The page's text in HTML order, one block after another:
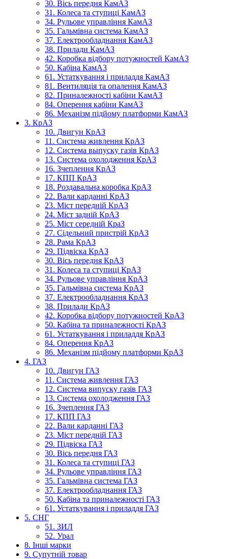
30. Вісь передня КамАЗ
31. Колеса та ступиці КамАЗ
34. Рульове управління КамАЗ
35. Гальмівна система КамАЗ
37. Електрообладнання КамАЗ
38. Прилади КамАЗ
42. Коробка відбору потужностей КамАЗ
50. Кабіна КамАЗ
61. Устаткування і приладдя КамАЗ
81. Вентиляція та опалення КамАЗ
82. Приналежності кабіни КамАЗ
84. Оперення кабіни КамАЗ
86. Механізм підйому платформи КамАЗ
3. КрАЗ
10. Двигун КрАЗ
11. Система живлення КрАЗ
12. Система выпуску газів КрАЗ
13. Система охолодження КрАЗ
16. Зчеплення КрАЗ
17. КПП КрАЗ
18. Роздавальна коробка КрАЗ
22. Вали карданні КрАЗ
23. Міст передній КрАЗ
24. Міст задній КрАЗ
25. Міст середній КраЗ
27. Сідельний пристрій КрАЗ
28. Рама КрАЗ
29. Підвіска КрАЗ
30. Вісь передня КрАЗ
31. Колеса та ступиці КрАЗ
34. Рульове управління КрАЗ
35. Гальмівна система КрАЗ
37. Електрообладнання КрАЗ
38. Прилади КрАЗ
42. Коробка відбору потужностей КрАЗ
50. Кабіна та приналежності КрАЗ
61. Устаткування і приладдя КрАЗ
84. Оперення КрАЗ
86. Механізм підйому платформи КрАЗ
4. ГАЗ
10. Двигун ГАЗ
11. Система живлення ГАЗ
12. Система випуску газів ГАЗ
13. Система охолодження ГАЗ
16. Зчеплення ГАЗ
17. КПП ГАЗ
22. Вали карданні ГАЗ
23. Міст передній ГАЗ
29. Підвіска ГАЗ
30. Вісь передня ГАЗ
31. Колеса та ступиці ГАЗ
34. Рульове управління ГАЗ
35. Гальмівна система ГАЗ
37. Електрообладнання ГАЗ
50. Кабіна та приналежності ГАЗ
61. Устаткування і приладдя ГАЗ
5. СНГ
51. ЗИЛ
52. Урал
8. Інші марки
9. Супутній товар